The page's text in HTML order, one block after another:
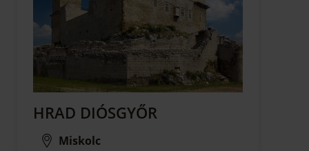
HRAD DIÓSGYŐR
Miskolc